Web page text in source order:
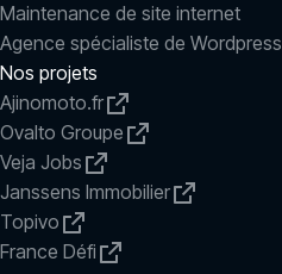
Maintenance de site internet
Agence spécialiste de Wordpress
Nos projets
Ajinomoto.fr
Ovalto Groupe
Veja Jobs
Janssens Immobilier
Topivo
France Défi